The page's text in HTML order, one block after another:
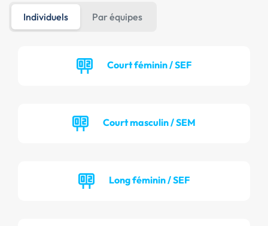
Individuels Par équipes
Court féminin / SEF
Court masculin / SEM
Long féminin / SEF